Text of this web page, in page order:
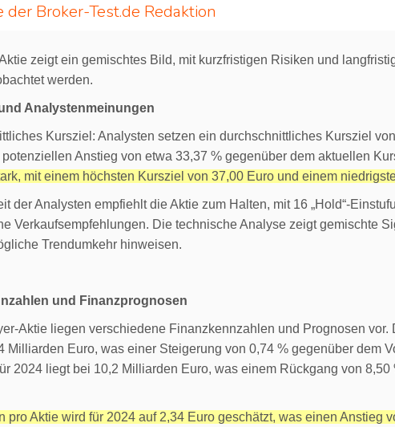
der Broker-Test.de Redaktion
zeigt ein gemischtes Bild, mit kurzfristigen Risiken und
werden.
Analystenmeinungen
Kursziel: Analysten setzen ein durchschnittliches Kursziel
Anstieg von etwa 33,37 % gegenüber dem aktuellen
mit einem höchsten Kursziel von 37,00 Euro und einem
der Analysten empfiehlt die Aktie zum Halten, mit 16 „Hold“-
Verkaufsempfehlungen. Die technische Analyse zeigt gemischte
Trendumkehr hinweisen.
und Finanzprognosen
Aktie liegen verschiedene Finanzkennzahlen und Prognosen vor.
Milliarden Euro, was einer Steigerung von 0,74 % gegenüber dem
2024 liegt bei 10,2 Milliarden Euro, was einem Rückgang von
pro Aktie wird für 2024 auf 2,34 Euro geschätzt, was einen Anstieg